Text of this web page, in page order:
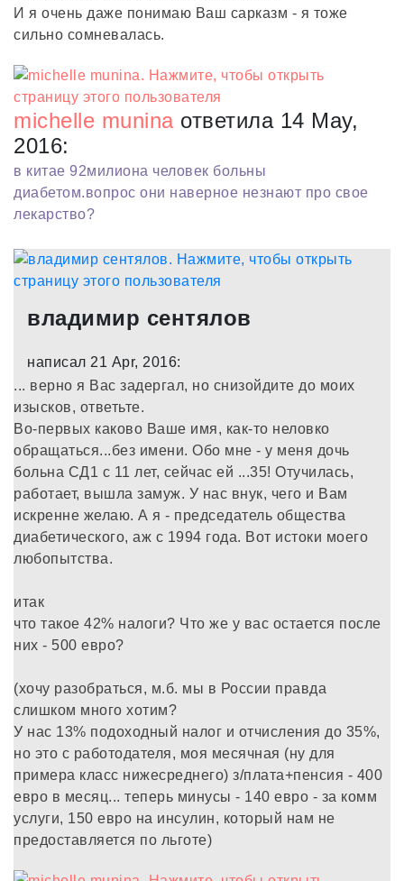
И я очень даже понимаю Ваш сарказм - я тоже
сильно сомневалась.
michelle muninaответила 14 May,
2016:
в китае 92милиона человек больны
диабетом.вопрос они наверное незнают про свое
лекарство?
владимир сентялов
написал 21 Apr, 2016:
... верно я Вас задергал, но снизойдите до моих
изысков, ответьте.
Во-первых каково Ваше имя, как-то неловко
обращаться...без имени. Обо мне - у меня дочь
больна СД1 с 11 лет, сейчас ей ...35! Отучилась,
работает, вышла замуж. У нас внук, чего и Вам
искренне желаю. А я - председатель общества
диабетического, аж с 1994 года. Вот истоки моего
любопытства.
итак
что такое 42% налоги? Что же у вас остается после
них - 500 евро?
(хочу разобраться, м.б. мы в России правда
слишком много хотим?
У нас 13% подоходный налог и отчисления до 35%,
но это с работодателя, моя месячная (ну для
примера класс нижесреднего) з/плата+пенсия - 400
евро в месяц... теперь минусы - 140 евро - за комм
услуги, 150 евро на инсулин, который нам не
предоставляется по льготе)